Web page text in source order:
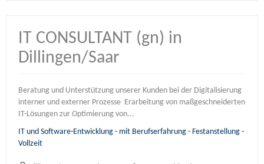
IT CONSULTANT (gn) in
Dillingen/Saar
Beratung und Unterstützung unserer Kunden bei der Digitalisierung
interner und externer Prozesse Erarbeitung von maßgeschneiderten
IT-Lösungen zur Optimierung von...
IT und Software-Entwicklung - mit Berufserfahrung - Festanstellung -
Vollzeit